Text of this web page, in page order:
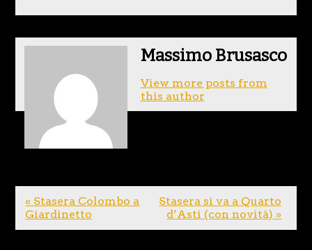
Massimo Brusasco
View more posts from
this author
« Stasera Colombo a
Giardinetto
Stasera si va a Quarto
d’Asti (con novità) »